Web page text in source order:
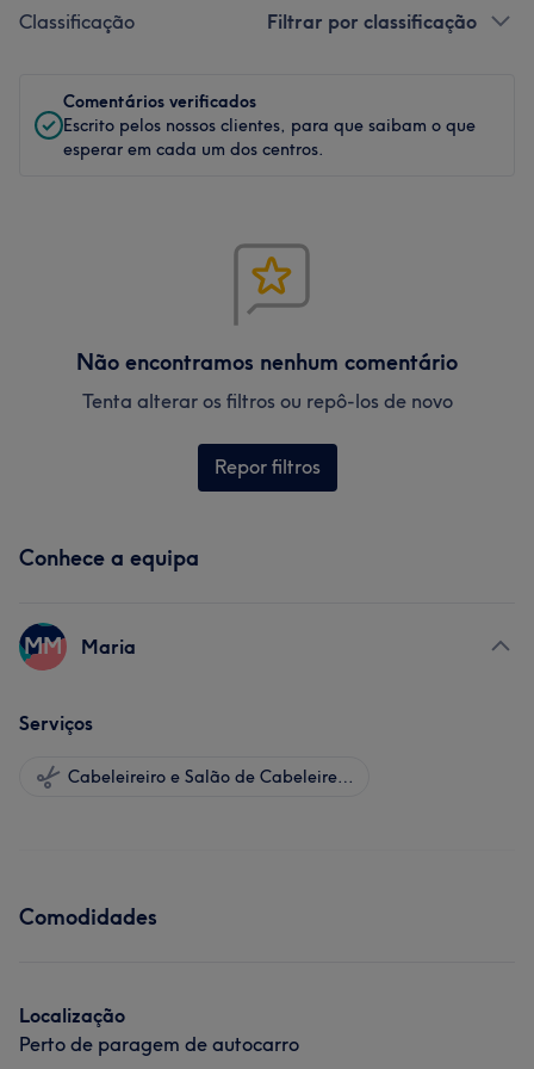
Classificação Filtrar por classificação
Comentários verificados
Escrito pelos nossos clientes, para que saibam o que
esperar em cada um dos centros.
Não encontramos nenhum comentário
Tenta alterar os filtros ou repô-los de novo
Repor filtros
Conhece a equipa
MM Maria
Serviços
Cabeleireiro e Salão de Cabeleireiro
Comodidades
Localização
Perto de paragem de autocarro